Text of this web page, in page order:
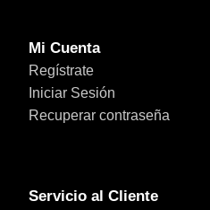
Mi Cuenta
Regístrate
Iniciar Sesión
Recuperar contraseña
Servicio al Cliente